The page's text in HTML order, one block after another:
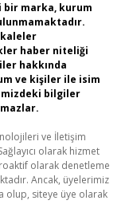
marka, kurum
haber niteliği
hakkında
ve kişiler ile isim
bilgiler
ve İletişim
olarak hizmet
olarak denetleme
Ancak, üyelerimiz
olup, siteye üye olarak